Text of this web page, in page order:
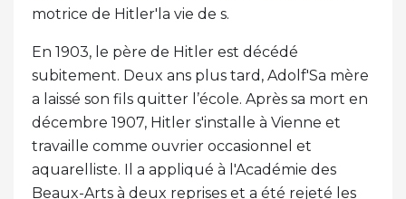
motrice de Hitler'la vie de s.
En 1903, le père de Hitler est décédé
subitement. Deux ans plus tard, Adolf'Sa mère
a laissé son fils quitter l’école. Après sa mort en
décembre 1907, Hitler s'installe à Vienne et
travaille comme ouvrier occasionnel et
aquarelliste. Il a appliqué à l'Académie des
Beaux-Arts à deux reprises et a été rejeté les